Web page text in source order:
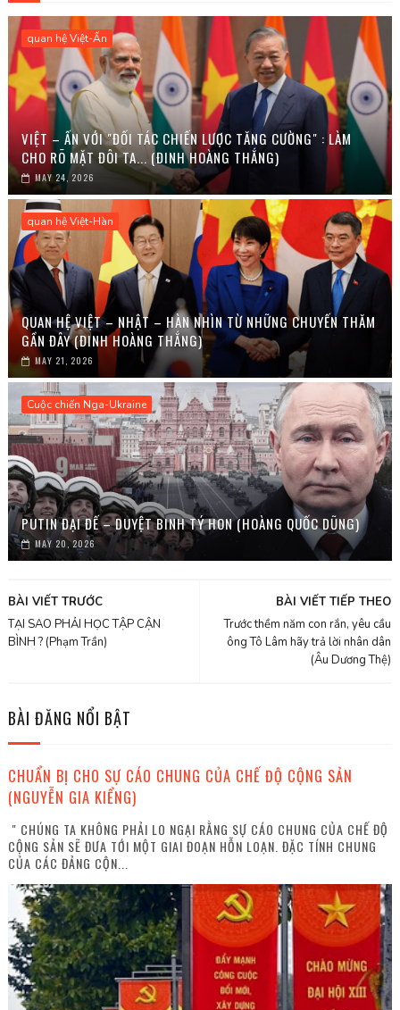
quan hệ Việt-Ấn
VIỆT – ẤN VỚI "ĐỐI TÁC CHIẾN LƯỢC TĂNG CƯỜNG" : LÀM
CHO RÕ MẶT ĐÔI TA... (ĐINH HOÀNG THẮNG)
MAY 24, 2026
quan hệ Việt-Hàn
QUAN HỆ VIỆT – NHẬT – HÀN NHÌN TỪ NHỮNG CHUYẾN THĂM
GẦN ĐÂY (ĐINH HOÀNG THẮNG)
MAY 21, 2026
Cuộc chiến Nga-Ukraine
PUTIN ĐẠI ĐẾ – DUYỆT BINH TÝ HON (HOÀNG QUỐC DŨNG)
MAY 20, 2026
BÀI VIẾT TIẾP THEO
Trước thềm năm con rắn, yêu cầu
ông Tô Lâm hãy trả lời nhân dân
(Âu Dương Thệ)
BÀI VIẾT TRƯỚC
TẠI SAO PHẢI HỌC TẬP CẬN
BÌNH ? (Phạm Trần)
BÀI ĐĂNG NỔI BẬT
CHUẨN BỊ CHO SỰ CÁO CHUNG CỦA CHẾ ĐỘ CỘNG SẢN
(NGUYỄN GIA KIỂNG)
" CHÚNG TA KHÔNG PHẢI LO NGẠI RẰNG SỰ CÁO CHUNG CỦA CHẾ ĐỘ
CỘNG SẢN SẼ ĐƯA TỚI MỘT GIAI ĐOẠN HỖN LOẠN. ĐẶC TÍNH CHUNG
CỦA CÁC ĐẢNG CỘN...